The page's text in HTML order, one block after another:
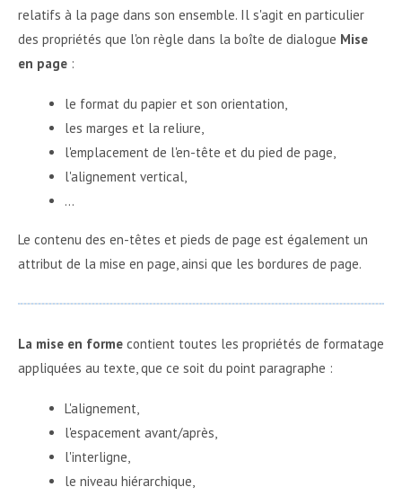
relatifs à la page dans son ensemble. Il s'agit en particulier
des propriétés que l'on règle dans la boîte de dialogue Mise
en page :
le format du papier et son orientation,
les marges et la reliure,
l'emplacement de l'en-tête et du pied de page,
l'alignement vertical,
...
Le contenu des en-têtes et pieds de page est également un
attribut de la mise en page, ainsi que les bordures de page.
La mise en forme contient toutes les propriétés de formatage
appliquées au texte, que ce soit du point paragraphe :
L'alignement,
l'espacement avant/après,
l'interligne,
le niveau hiérarchique,